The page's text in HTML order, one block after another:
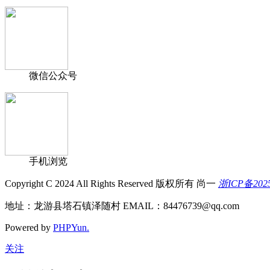
微信公众号
手机浏览
Copyright C 2024 All Rights Reserved 版权所有 尚一 浙ICP备
地址：龙游县塔石镇泽随村 EMAIL：84476739@qq.com
Powered by PHPYun.
关注